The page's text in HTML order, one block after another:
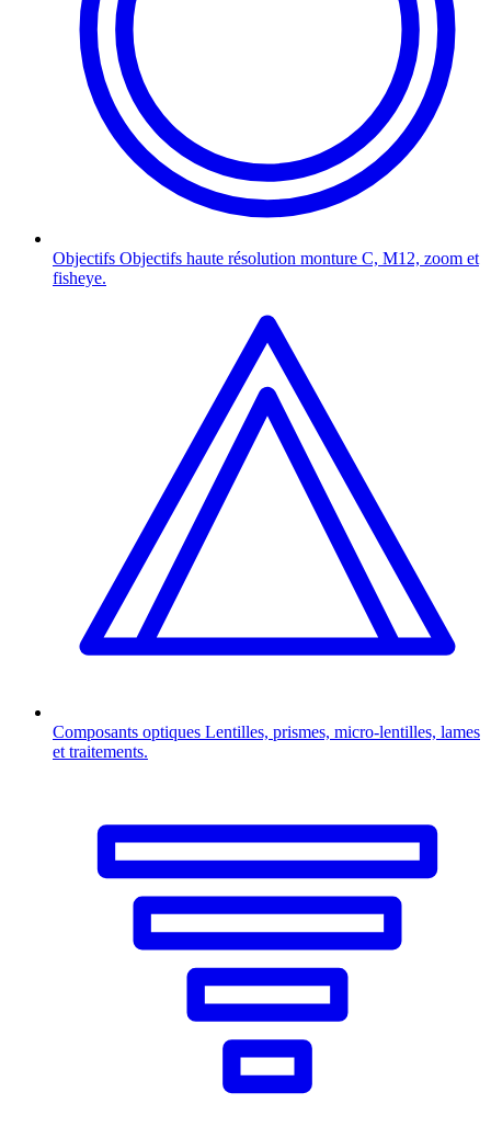
Objectifs Objectifs haute résolution monture C, M12, zoom et
fisheye.
Composants optiques Lentilles, prismes, micro-lentilles, lames
et traitements.